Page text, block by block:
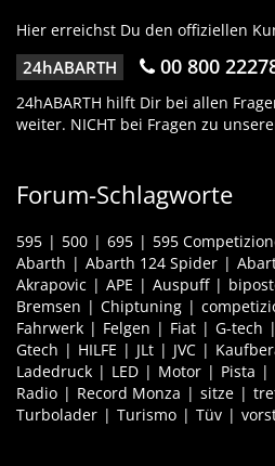
Hier erreichst Du den offiziellen
24hABARTH 00 800
24hABARTH hilft Dir bei allen
weiter. NICHT bei Fragen zu
Forum-Schlagworte
595 500 695 595
Abarth
Abarth 124 Spider
Akrapovic
APE Auspuff
Bremsen
Chiptuning
Fahrwerk
Felgen Fiat G-tech
Gtech
HILFE JLt JVC
Ladedruck
LED Motor Pista
Radio
Record Monza sitze
Turbolader
Turismo Tüv